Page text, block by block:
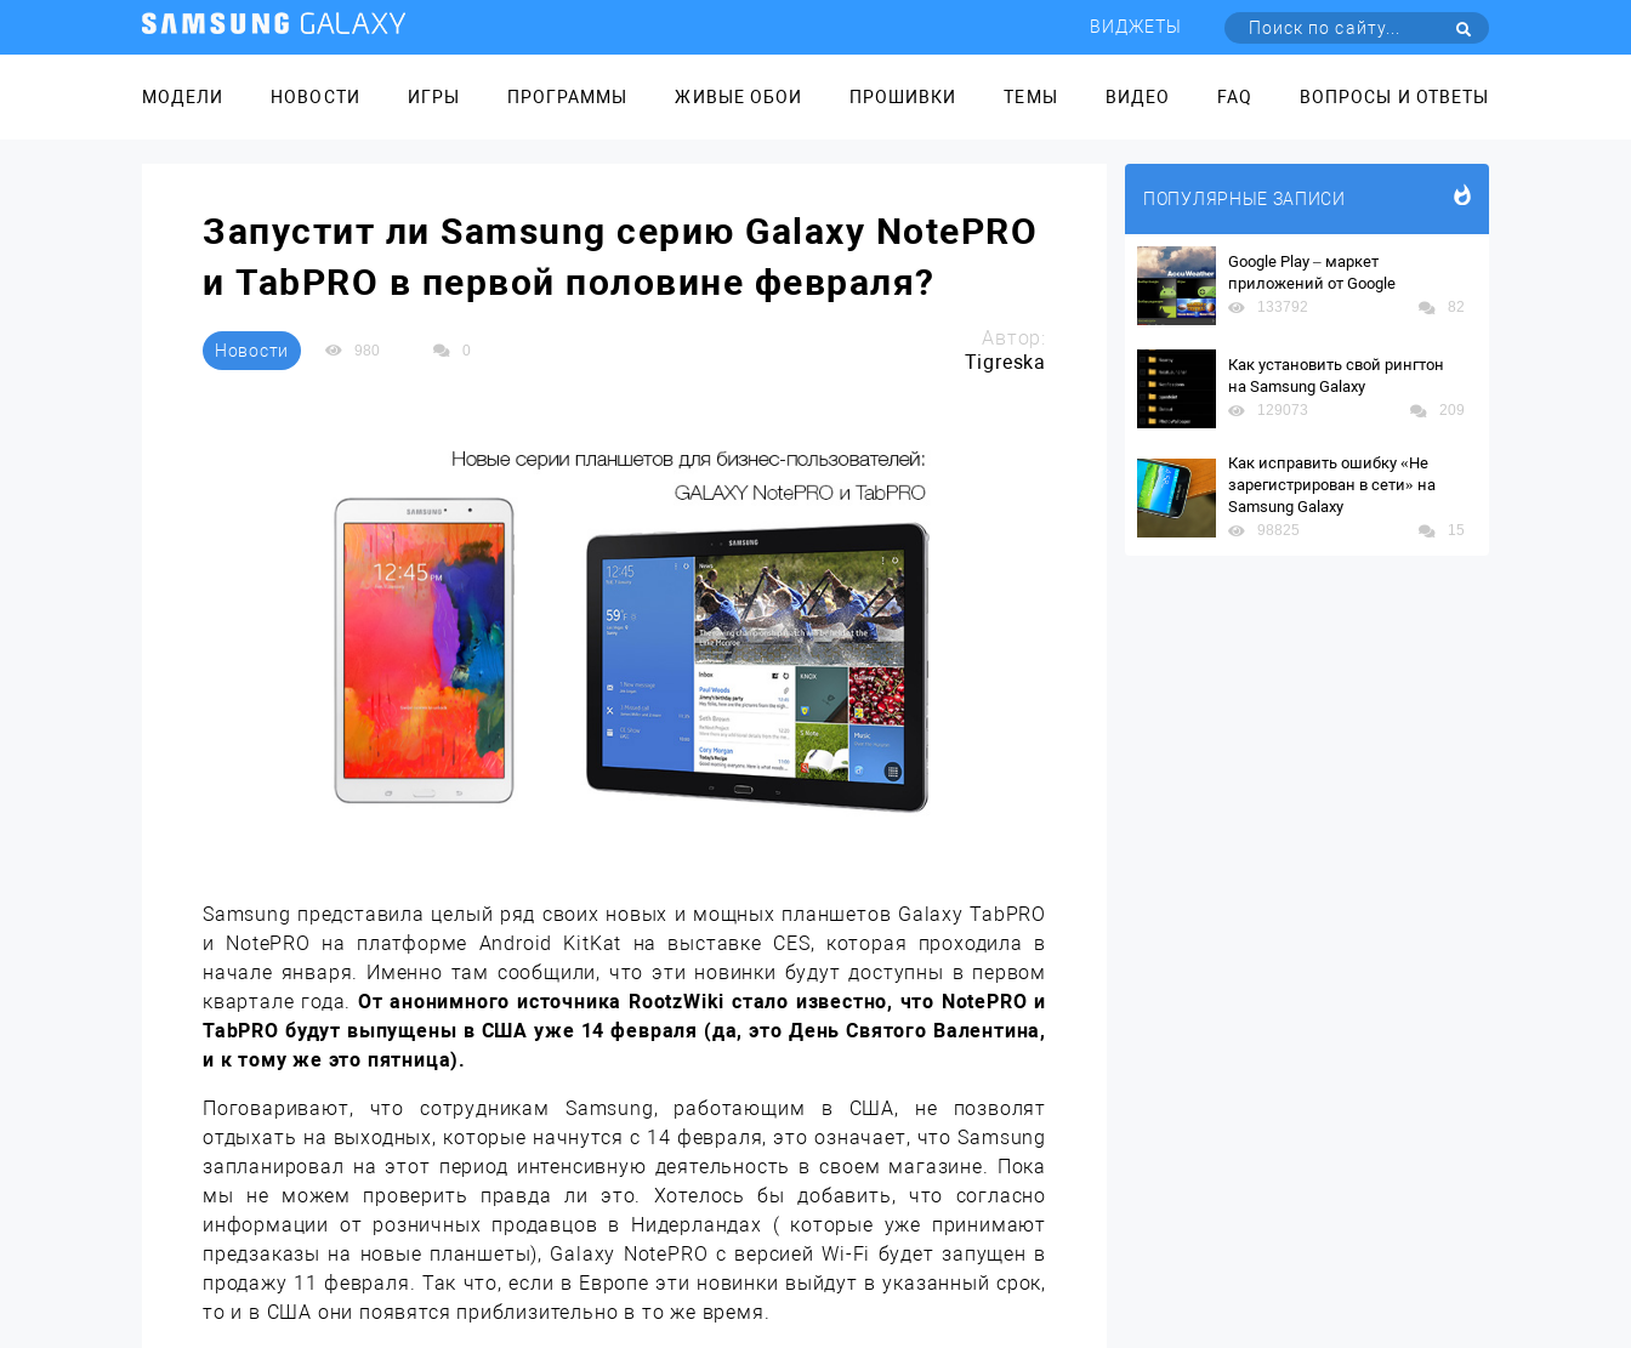
ВИДЖЕТЫ
МОДЕЛИ НОВОСТИ ИГРЫ ПРОГРАММЫ ЖИВЫЕ ОБОИ ПРОШИВКИ ТЕМЫ ВИДЕО FAQ ВОПРОСЫ И ОТВЕТЫ
Запустит ли Samsung серию Galaxy NotePRO
и TabPRO в первой половине февраля?
Новости 980 0
Автор:
Tigreska
Samsung представила целый ряд своих новых и мощных планшетов Galaxy TabPRO
и NotePRO на платформе Android KitKat на выставке CES, которая проходила в
начале января. Именно там сообщили, что эти новинки будут доступны в первом
квартале года. От анонимного источника RootzWiki стало известно, что NotePRO и
TabPRO будут выпущены в США уже 14 февраля (да, это День Святого Валентина,
и к тому же это пятница).
Поговаривают, что сотрудникам Samsung, работающим в США, не позволят
отдыхать на выходных, которые начнутся с 14 февраля, это означает, что Samsung
запланировал на этот период интенсивную деятельность в своем магазине. Пока
мы не можем проверить правда ли это. Хотелось бы добавить, что согласно
информации от розничных продавцов в Нидерландах ( которые уже принимают
предзаказы на новые планшеты), Galaxy NotePRO с версией Wi-Fi будет запущен в
продажу 11 февраля. Так что, если в Европе эти новинки выйдут в указанный срок,
то и в США они появятся приблизительно в то же время.
ПОПУЛЯРНЫЕ ЗАПИСИ
Google Play – маркет
приложений от Google
133792 82
Как установить свой рингтон
на Samsung Galaxy
129073 209
Как исправить ошибку «Не
зарегистрирован в сети» на
Samsung Galaxy
98825 15